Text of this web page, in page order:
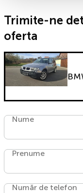
Trimite-ne
oferta
Nume
Prenume
Număr de telefon